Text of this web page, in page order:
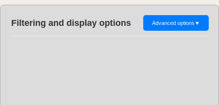
Filtering and display options Advanced options ▼